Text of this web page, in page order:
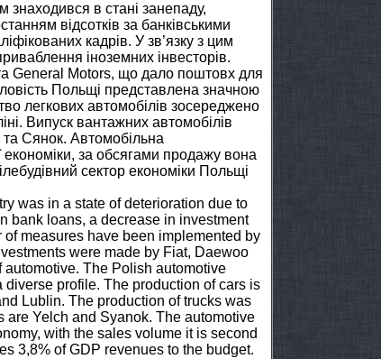
знаходився в стані занепаду,
відсотків за банківськими
кадрів. У зв’язку з цим
іноземних інвесторів.
General Motors, що дало поштовх для
Польщі представлена значною
легкових автомобілів зосереджено
Випуск вантажних автомобілів
та Сянок. Автомобільна
економіки, за обсягами продажу вона
сектор економіки Польщі
was in a state of deterioration due to
bank loans, a decrease in investment
measures have been implemented by
were made by Fiat, Daewoo
The Polish automotive
profile. The production of cars is
Lublin. The production of trucks was
are Yelch and Syanok. The automotive
with the sales volume it is second
3,8% of GDP revenues to the budget.